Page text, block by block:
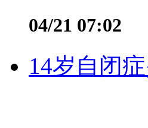
04/21 07:02
14岁自闭